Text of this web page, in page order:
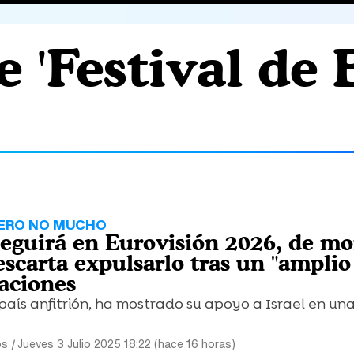
'Festival de
NO MUCHO
en Eurovisión 2026, de
expulsarlo tras un
anfitrión, ha mostrado su apoyo a Israel en
|Jueves 3 Julio 2025 18:22 (hace 16 horas)